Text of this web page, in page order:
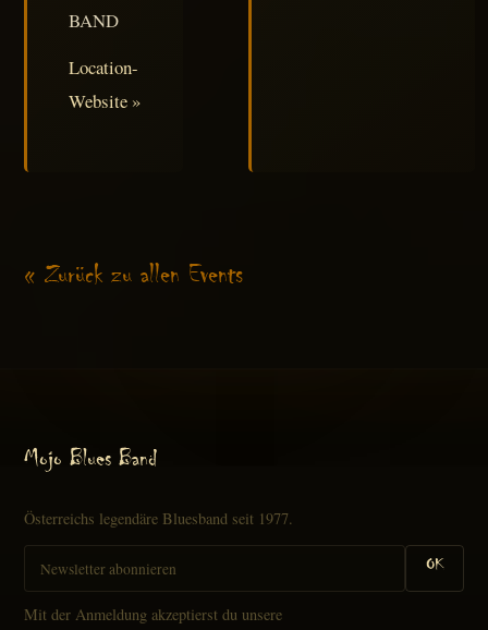
BAND
Location-
Website »
« Zurück zu allen Events
Mojo Blues Band
Österreichs legendäre Bluesband seit 1977.
OK
Mit der Anmeldung akzeptierst du unsere